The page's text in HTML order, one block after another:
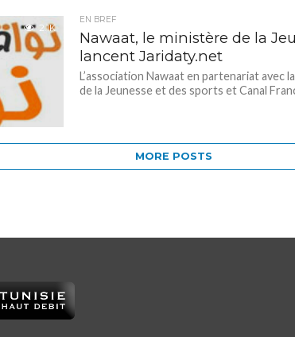
2.1K
EN BREF
Nawaat, le ministère de la
lancent Jaridaty.net
L’association Nawaat en partenariat avec
de la Jeunesse et des sports et Canal
MORE POSTS